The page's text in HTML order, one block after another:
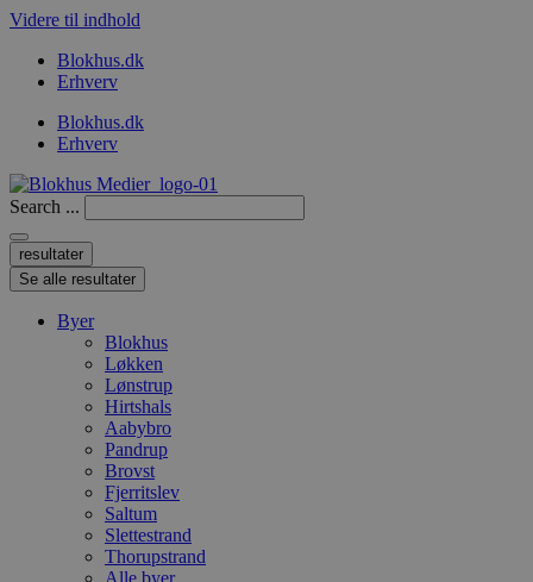
Videre til indhold
Blokhus.dk
Erhverv
Blokhus.dk
Erhverv
Search ...
resultater
Se alle resultater
Byer
Blokhus
Løkken
Lønstrup
Hirtshals
Aabybro
Pandrup
Brovst
Fjerritslev
Saltum
Slettestrand
Thorupstrand
Alle byer